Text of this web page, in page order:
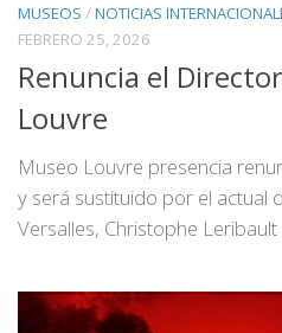
MUSEOS /NOTICIAS
FEBRERO 25, 2026
Renuncia el
Louvre
Museo Louvre presencia
y será sustituido por el actual
Versalles, Christophe Leribault